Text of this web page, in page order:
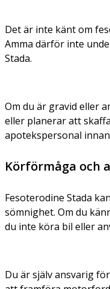
Det är inte känt om
Amma därför inte
Stada.
Om du är gravid eller
eller planerar att
apotekspersonal
Körförmåga och
Fesoterodine Stada
sömnighet. Om du
du inte köra bil eller
Du är själv ansvarig